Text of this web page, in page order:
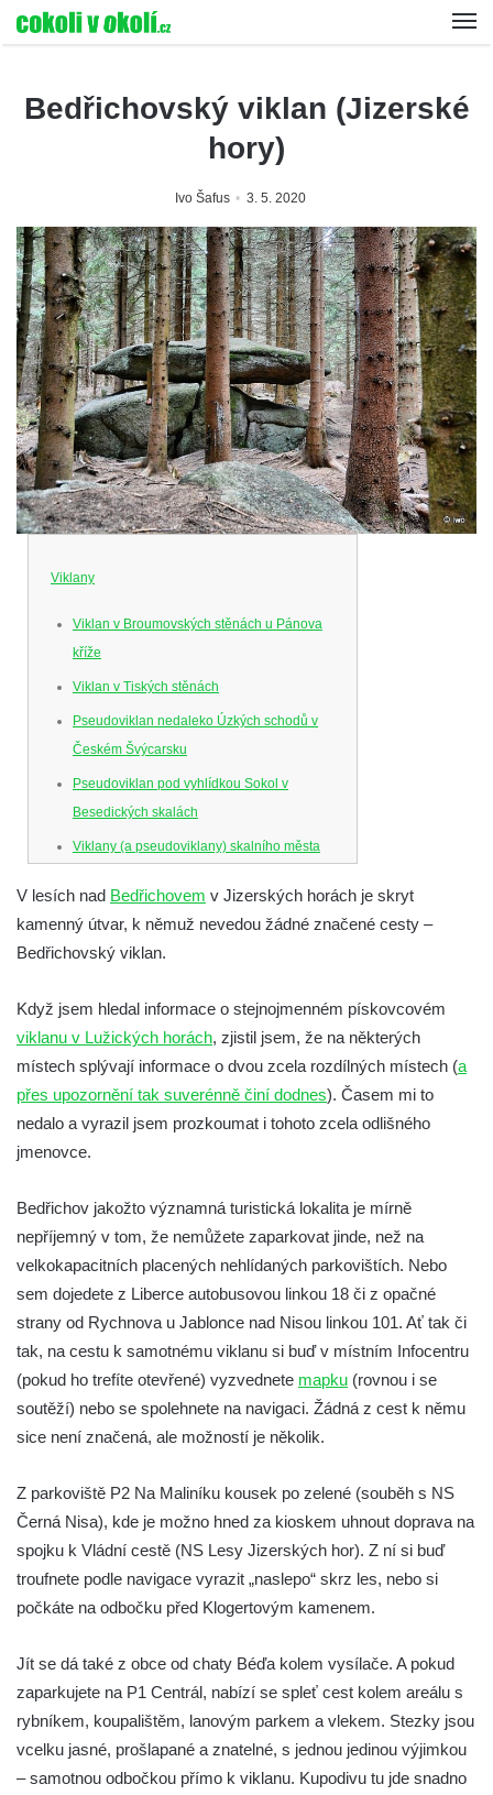
Bedřichovský viklan (Jizerské
hory)
Ivo Šafus 3. 5. 2020
Viklany
Viklan v Broumovských stěnách u Pánova
kříže
Viklan v Tiských stěnách
Pseudoviklan nedaleko Úzkých schodů v
Českém Švýcarsku
Pseudoviklan pod vyhlídkou Sokol v
Besedických skalách
Viklany (a pseudoviklany) skalního města
Viklan na Husníkově vyhlídce ve skalním
bludišti Chléviště (Besedické skaly)
Bedřichovský viklan (Lužické hory)
Viklan Dominik
V lesích nad Bedřichovem v Jizerských horách je skryt
kamenný útvar, k němuž nevedou žádné značené cesty –
Bedřichovský viklan.
Když jsem hledal informace o stejnojmenném pískovcovém
viklanu v Lužických horách, zjistil jsem, že na některých
místech splývají informace o dvou zcela rozdílných místech (a
přes upozornění tak suverénně činí dodnes). Časem mi to
nedalo a vyrazil jsem prozkoumat i tohoto zcela odlišného
jmenovce.
Bedřichov jakožto významná turistická lokalita je mírně
nepříjemný v tom, že nemůžete zaparkovat jinde, než na
velkokapacitních placených nehlídaných parkovištích. Nebo
sem dojedete z Liberce autobusovou linkou 18 či z opačné
strany od Rychnova u Jablonce nad Nisou linkou 101. Ať tak či
tak, na cestu k samotnému viklanu si buď v místním Infocentru
(pokud ho trefíte otevřené) vyzvednete mapku (rovnou i se
soutěží) nebo se spolehnete na navigaci. Žádná z cest k němu
sice není značená, ale možností je několik.
Z parkoviště P2 Na Maliníku kousek po zelené (souběh s NS
Černá Nisa), kde je možno hned za kioskem uhnout doprava na
spojku k Vládní cestě (NS Lesy Jizerských hor). Z ní si buď
troufnete podle navigace vyrazit „naslepo“ skrz les, nebo si
počkáte na odbočku před Klogertovým kamenem.
Jít se dá také z obce od chaty Béďa kolem vysílače. A pokud
zaparkujete na P1 Centrál, nabízí se spleť cest kolem areálu s
rybníkem, koupalištěm, lanovým parkem a vlekem. Stezky jsou
vcelku jasné, prošlapané a znatelné, s jednou jedinou výjimkou
– samotnou odbočkou přímo k viklanu. Kupodivu tu jde snadno